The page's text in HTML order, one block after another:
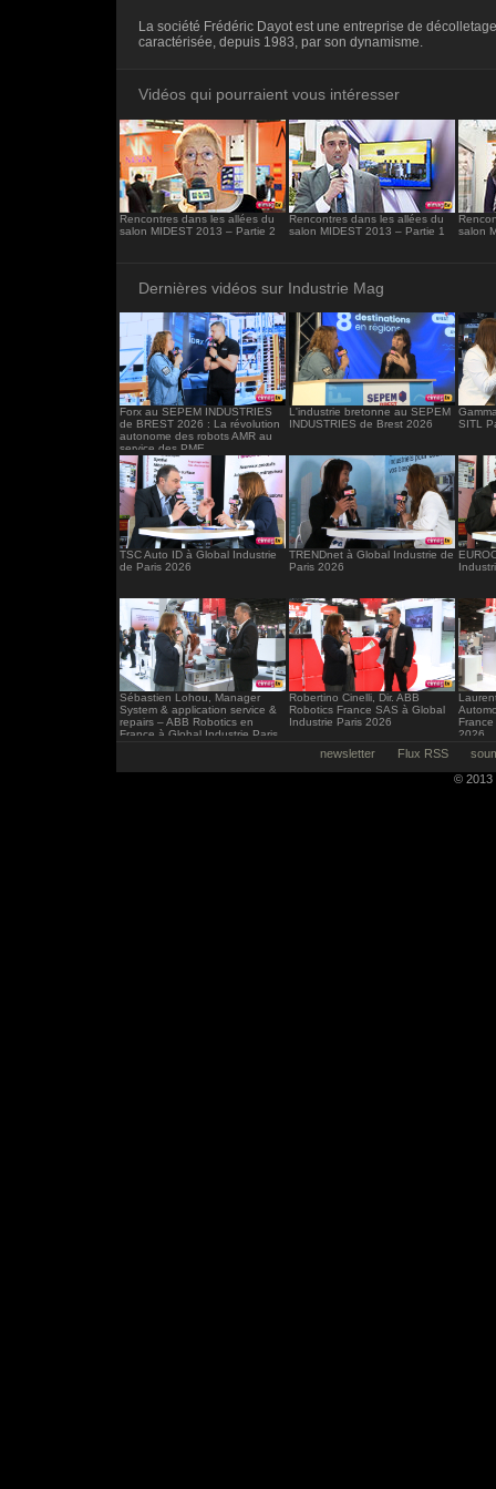
frameborder="0"></iframe>
La société Frédéric Dayot est une entreprise de
caractérisée, depuis 1983, par son dynamisme.
Vidéos qui pourraient vous intéresser
Rencontres dans les allées du
salon MIDEST 2013 – Partie 2
Rencontres dans les allées du
salon MIDEST 2013 – Partie 1
salon
Dernières vidéos sur Industrie Mag
Forx au SEPEM INDUSTRIES
de BREST 2026 : La révolution
autonome des robots AMR au
service des PME
L'industrie bretonne au SEPEM
INDUSTRIES de Brest 2026
SITL
TSC Auto ID à Global Industrie
de Paris 2026
TRENDnet à Global Industrie de
Paris 2026
Sébastien Lohou, Manager
System & application service &
repairs – ABB Robotics en
France à Global Industrie Paris
Robertino Cinelli, Dir. ABB
Robotics France SAS à Global
Industrie Paris 2026
2026
newsletter Flux RSS
© 2013